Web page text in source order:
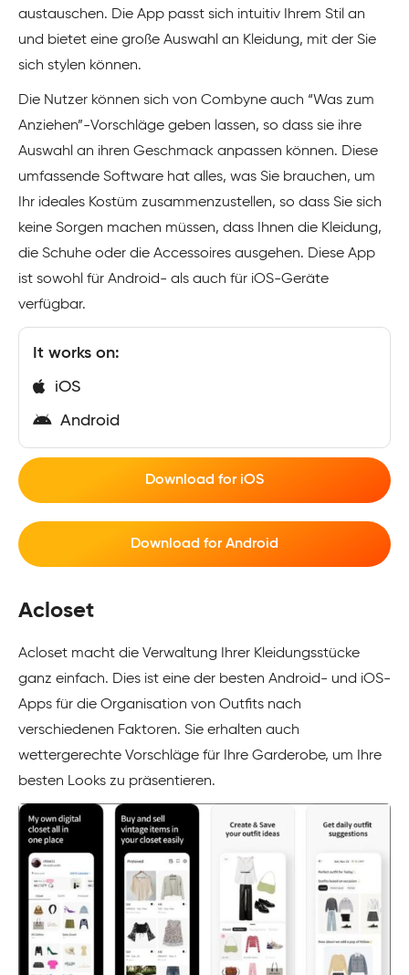
austauschen. Die App passt sich intuitiv Ihrem Stil an
und bietet eine große Auswahl an Kleidung, mit der Sie
sich stylen können.
Die Nutzer können sich von Combyne auch “Was zum
Anziehen”-Vorschläge geben lassen, so dass sie ihre
Auswahl an ihren Geschmack anpassen können. Diese
umfassende Software hat alles, was Sie brauchen, um
Ihr ideales Kostüm zusammenzustellen, so dass Sie sich
keine Sorgen machen müssen, dass Ihnen die Kleidung,
die Schuhe oder die Accessoires ausgehen. Diese App
ist sowohl für Android- als auch für iOS-Geräte
verfügbar.
It works on:
iOS
Android
Download for iOS
Download for Android
Acloset
Acloset macht die Verwaltung Ihrer Kleidungsstücke
ganz einfach. Dies ist eine der besten Android- und iOS-
Apps für die Organisation von Outfits nach
verschiedenen Faktoren. Sie erhalten auch
wettergerechte Vorschläge für Ihre Garderobe, um Ihre
besten Looks zu präsentieren.